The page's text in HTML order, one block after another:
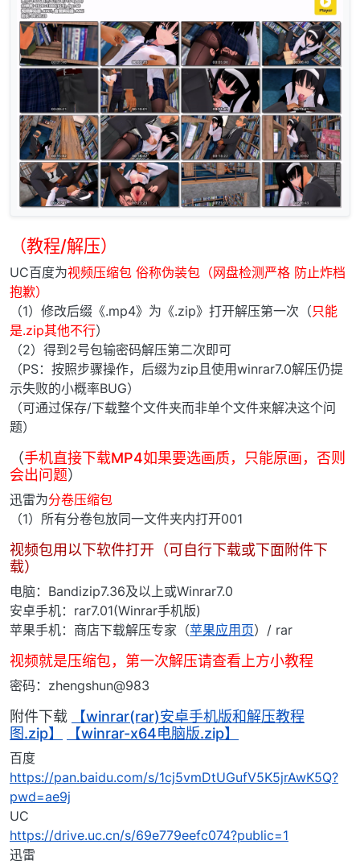
（教程/解压）
UC百度为视频压缩包 俗称伪装包（网盘检测严格 防止炸档
抱歉）
（1）修改后缀《.mp4》为《.zip》打开解压第一次（只能
是.zip其他不行）
（2）得到2号包输密码解压第二次即可
（PS：按照步骤操作，后缀为zip且使用winrar7.0解压仍提
示失败的小概率BUG）
（可通过保存/下载整个文件夹而非单个文件来解决这个问
题）
（手机直接下载MP4如果要选画质，只能原画，否则
会出问题）
迅雷为分卷压缩包
（1）所有分卷包放同一文件夹内打开001
视频包用以下软件打开（可自行下载或下面附件下
载）
电脑：Bandizip7.36及以上或Winrar7.0
安卓手机：rar7.01(Winrar手机版)
苹果手机：商店下载解压专家（苹果应用页）/ rar
视频就是压缩包，第一次解压请查看上方小教程
密码：zhengshun@983
附件下载
【winrar(rar)安卓手机版和解压教程
图.zip】
【winrar-x64电脑版.zip】
百度
https://pan.baidu.com/s/1cj5vmDtUGufV5K5jrAwK5Q?
pwd=ae9j
UC
https://drive.uc.cn/s/69e779eefc074?public=1
迅雷